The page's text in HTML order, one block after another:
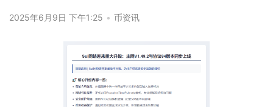
2025年6月9日 下午1:25 • 币资讯